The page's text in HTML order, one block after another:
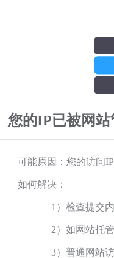
您的IP已被网
可能原因：您的访问
如何解决：
1）检查提交
2）如网站托
3）普通网站